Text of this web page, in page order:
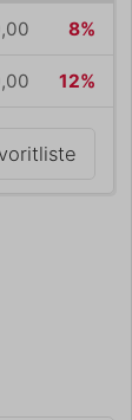
8%
12%